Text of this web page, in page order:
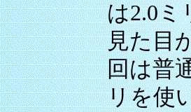
は2.0ミ
見た目
回は普
リを使